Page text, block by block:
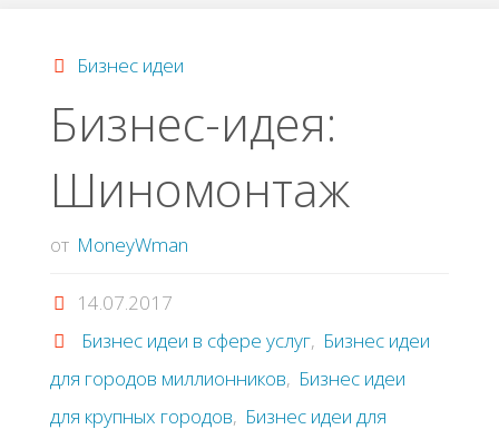
Бизнес идеи
Бизнес-идея:
Шиномонтаж
от MoneyWman
14.07.2017
Бизнес идеи в сфере услуг, Бизнес идеи
для городов миллионников, Бизнес идеи
для крупных городов, Бизнес идеи для